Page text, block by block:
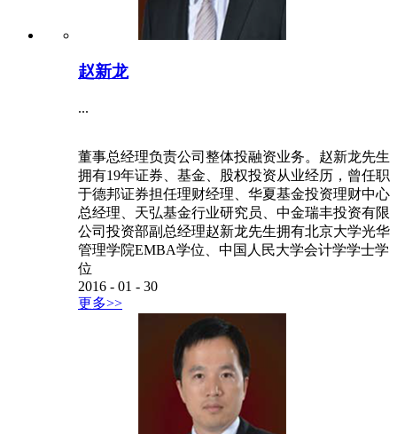
赵新龙
...
董事总经理负责公司整体投融资业务。赵新龙先生
拥有19年证券、基金、股权投资从业经历，曾任职
于德邦证券担任理财经理、华夏基金投资理财中心
总经理、天弘基金行业研究员、中金瑞丰投资有限
公司投资部副总经理赵新龙先生拥有北京大学光华
管理学院EMBA学位、中国人民大学会计学学士学
位
2016 - 01 - 30
更多>>